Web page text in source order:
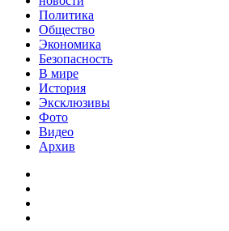
Политика
Общество
Экономика
Безопасность
В мире
История
Эксклюзивы
Фото
Видео
Архив